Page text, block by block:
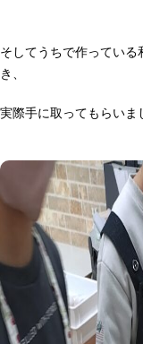
そしてうちで作ってい
き、
実際手に取ってもらいま